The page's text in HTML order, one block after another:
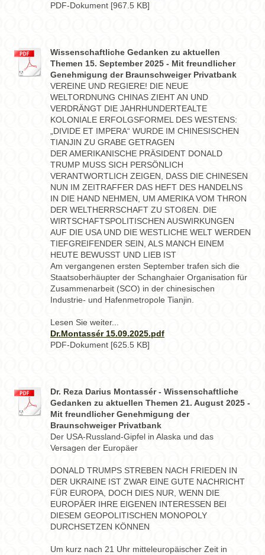
PDF-Dokument [967.5 KB]
Wissenschaftliche Gedanken zu aktuellen
Themen 15. September 2025 - Mit freundlicher
Genehmigung der Braunschweiger Privatbank
VEREINE UND REGIERE! DIE NEUE
WELTORDNUNG CHINAS ZIEHT AN UND
VERDRÄNGT DIE JAHRHUNDERTEALTE
KOLONIALE ERFOLGSFORMEL DES WESTENS:
„DIVIDE ET IMPERA“ WURDE IM CHINESISCHEN
TIANJIN ZU GRABE GETRAGEN
DER AMERIKANISCHE PRÄSIDENT DONALD
TRUMP MUSS SICH PERSÖNLICH
VERANTWORTLICH ZEIGEN, DASS DIE CHINESEN
NUN IM ZEITRAFFER DAS HEFT DES HANDELNS
IN DIE HAND NEHMEN, UM AMERIKA VOM THRON
DER WELTHERRSCHAFT ZU STOßEN. DIE
WIRTSCHAFTSPOLITISCHEN AUSWIRKUNGEN
AUF DIE USA UND DIE WESTLICHE WELT WERDEN
TIEFGREIFENDER SEIN, ALS MANCH EINEM
HEUTE BEWUSST UND LIEB IST
Am vergangenen ersten September trafen sich die
Staatsoberhäupter der Schanghaier Organisation für
Zusammenarbeit (SCO) in der chinesischen
Industrie- und Hafenmetropole Tianjin.
Lesen Sie weiter...
Dr.Montassér 15.09.2025.pdf
PDF-Dokument [625.5 KB]
Dr. Reza Darius Montassér - Wissenschaftliche
Gedanken zu aktuellen Themen 21. August 2025 -
Mit freundlicher Genehmigung der
Braunschweiger Privatbank
Der USA-Russland-Gipfel in Alaska und das
Versagen der Europäer
DONALD TRUMPS STREBEN NACH FRIEDEN IN
DER UKRAINE IST ZWAR EINE GUTE NACHRICHT
FÜR EUROPA, DOCH DIES NUR, WENN DIE
EUROPÄER IHRE EIGENEN INTERESSEN BEI
DIESEM GEOPOLITISCHEN MONOPOLY
DURCHSETZEN KÖNNEN
Um kurz nach 21 Uhr mitteleuropäischer Zeit in